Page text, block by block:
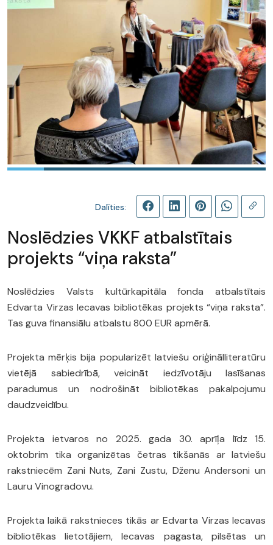
Dalīties:
Noslēdzies VKKF atbalstītais
projekts “viņa raksta”
Noslēdzies Valsts kultūrkapitāla fonda atbalstītais
Edvarta Virzas Iecavas bibliotēkas projekts “viņa raksta”.
Tas guva finansiālu atbalstu 800 EUR apmērā.
Projekta mērķis bija popularizēt latviešu oriģinālliteratūru
vietējā sabiedrībā, veicināt iedzīvotāju lasīšanas
paradumus un nodrošināt bibliotēkas pakalpojumu
daudzveidību.
Projekta ietvaros no 2025. gada 30. aprīļa līdz 15.
oktobrim tika organizētas četras tikšanās ar latviešu
rakstniecēm Zani Nuts, Zani Zustu, Dženu Andersoni un
Lauru Vinogradovu.
Projekta laikā rakstnieces tikās ar Edvarta Virzas Iecavas
bibliotēkas lietotājiem, Iecavas pagasta, pilsētas un